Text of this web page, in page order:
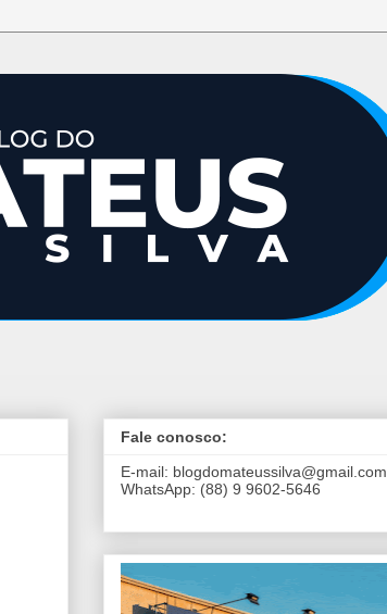
Fale conosco:
E-mail: blogdomateussilva@gmail.com
WhatsApp: (88) 9 9602-5646